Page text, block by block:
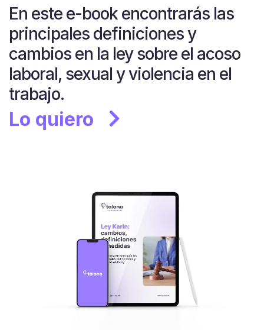
En este e-book encontrarás las
principales definiciones y
cambios en la ley sobre el acoso
laboral, sexual y violencia en el
trabajo.
Lo quiero